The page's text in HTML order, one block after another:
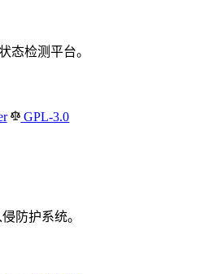
态检测平台。
GPL-3.0
防护系统。